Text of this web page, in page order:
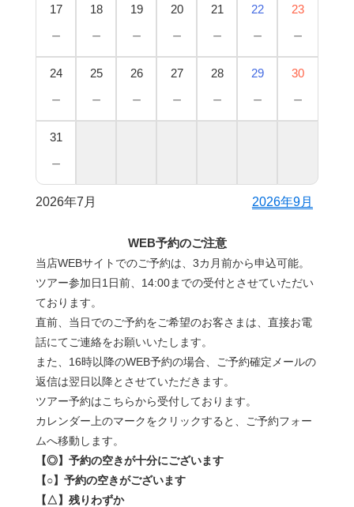
WEB予約のご注意
当店WEBサイトでのご予約は、3カ月前から申込可能。
ツアー参加日1日前、14:00までの受付とさせていただい
ております。
直前、当日でのご予約をご希望のお客さまは、直接お電
話にてご連絡をお願いいたします。
また、16時以降のWEB予約の場合、ご予約確定メールの
返信は翌日以降とさせていただきます。
ツアー予約はこちらから受付しております。
カレンダー上のマークをクリックすると、ご予約フォー
ムへ移動します。
【◎】予約の空きが十分にございます
【○】予約の空きがございます
【△】残りわずか
17
－
18
－
19
－
20
－
21
－
22
－
23
－
24
－
25
－
26
－
27
－
28
－
29
－
30
－
31
－
2026年7月 2026年9月